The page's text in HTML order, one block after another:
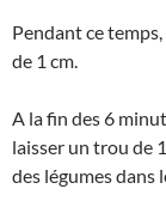
Pendant ce
de 1 cm.
A la fin des 6
laisser un trou de
des légumes